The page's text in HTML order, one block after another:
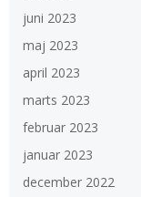
juni 2023
maj 2023
april 2023
marts 2023
februar 2023
januar 2023
december 2022